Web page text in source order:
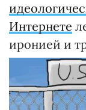
Интернете
иронией и